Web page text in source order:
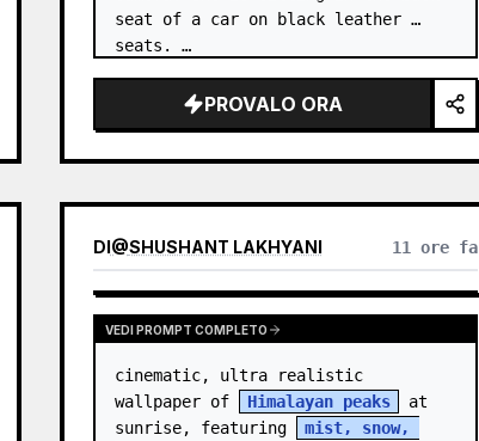
seat of a car on black leather
seats. …
PROVALO ORA
DI@SHUSHANT LAKHYANI 11 ore fa
VEDI PROMPT COMPLETO
cinematic, ultra realistic
wallpaper of
Himalayan peaks
at
sunrise, featuring
mist, snow,